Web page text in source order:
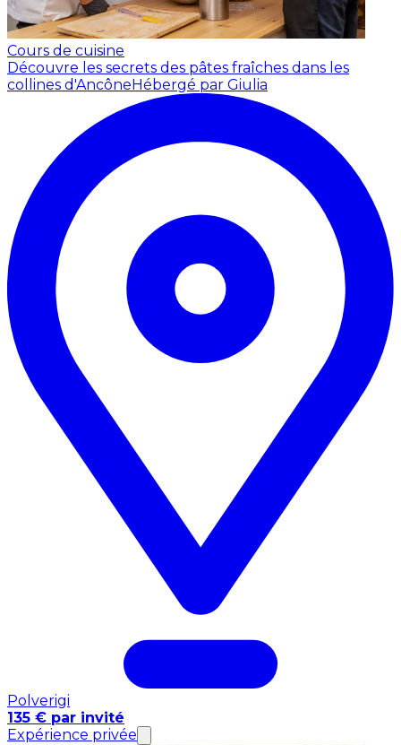
Cours de cuisine
Découvre les secrets des pâtes fraîches dans les
collines d'Ancône Hébergé par Giulia
Polverigi
135 € par invité
Expérience privée